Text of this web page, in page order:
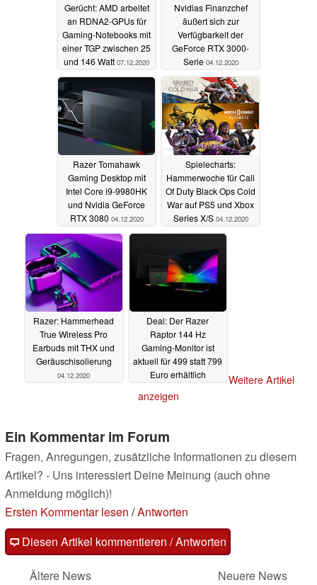
Gerücht: AMD arbeitet
an RDNA2-GPUs für
Gaming-Notebooks mit
einer TGP zwischen 25
und 146 Watt 07.12.2020
Nvidias Finanzchef
äußert sich zur
Verfügbarkeit der
GeForce RTX 3000-
Serie 04.12.2020
Razer Tomahawk
Gaming Desktop mit
Intel Core i9-9980HK
und Nvidia GeForce
RTX 3080 04.12.2020
Spielecharts:
Hammerwoche für Call
Of Duty Black Ops Cold
War auf PS5 und Xbox
Series X/S 04.12.2020
Razer: Hammerhead
True Wireless Pro
Earbuds mit THX und
Geräuschisolierung
04.12.2020
Deal: Der Razer
Raptor 144 Hz
Gaming-Monitor ist
aktuell für 499 statt 799
Euro erhältlich
Weitere Artikel
anzeigen
Ein Kommentar im Forum
Fragen, Anregungen, zusätzliche Informationen zu diesem
Artikel? - Uns interessiert Deine Meinung (auch ohne
Anmeldung möglich)!
Ersten Kommentar lesen /Antworten
Diesen Artikel kommentieren / Antworten
Ältere News
Neuere News